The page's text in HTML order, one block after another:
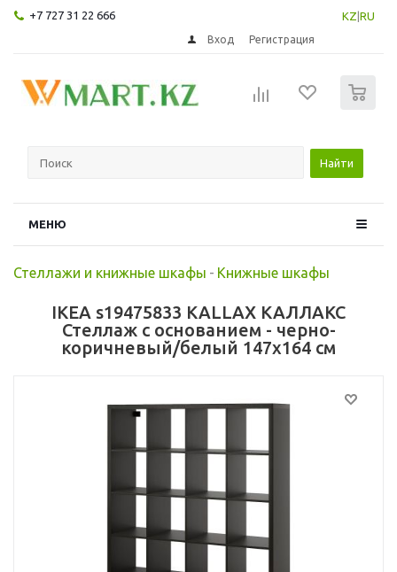
+7 727 31 22 666 KZ RU
Вход Регистрация
Найти
МЕНЮ
Стеллажи и книжные шкафы - Книжные шкафы
IKEA s19475833 KALLAX КАЛЛАКС
Стеллаж с основанием - черно-
коричневый/белый 147x164 см